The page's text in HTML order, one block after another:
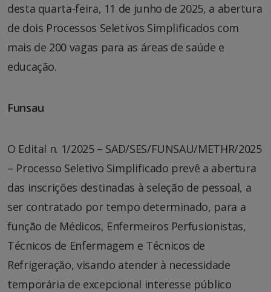
desta quarta-feira, 11 de junho de 2025, a abertura
de dois Processos Seletivos Simplificados com
mais de 200 vagas para as áreas de saúde e
educação.
Funsau
O Edital n. 1/2025 – SAD/SES/FUNSAU/METHR/2025
– Processo Seletivo Simplificado prevê a abertura
das inscrições destinadas à seleção de pessoal, a
ser contratado por tempo determinado, para a
função de Médicos, Enfermeiros Perfusionistas,
Técnicos de Enfermagem e Técnicos de
Refrigeração, visando atender à necessidade
temporária de excepcional interesse público